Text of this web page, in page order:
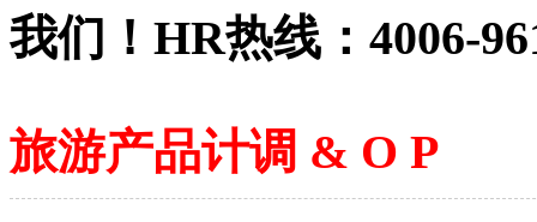
我们！HR热线：4006-
旅游产品计调 & O P